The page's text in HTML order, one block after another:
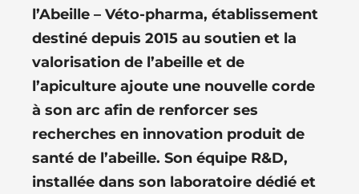
l’Abeille – Véto-pharma, établissement
destiné depuis 2015 au soutien et la
valorisation de l’abeille et de
l’apiculture ajoute une nouvelle corde
à son arc afin de renforcer ses
recherches en innovation produit de
santé de l’abeille. Son équipe R&D,
installée dans son laboratoire dédié et